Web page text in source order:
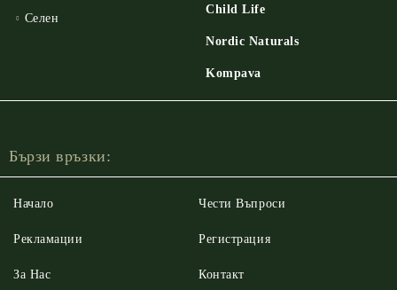
Селен
Child Life
Nordic Naturals
Kompava
Бързи връзки:
Начало
Рекламации
За Нас
Чести Въпроси
Регистрация
Контакт